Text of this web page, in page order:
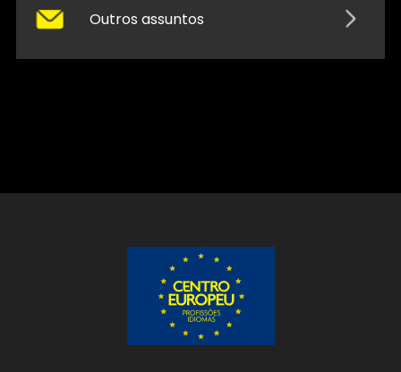
Outros assuntos